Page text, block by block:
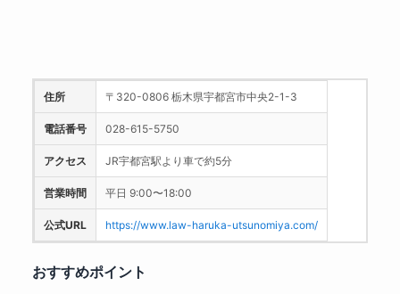
住所 〒320-0806 栃木県宇都宮市中央2-1-3
電話番号 028-615-5750
アクセス JR宇都宮駅より車で約5分
営業時間 平日 9:00〜18:00
公式URL https://www.law-haruka-utsunomiya.com/
おすすめポイント